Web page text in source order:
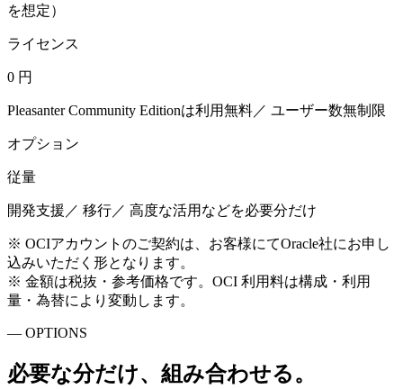
を想定）
ライセンス
0 円
Pleasanter Community Editionは利用無料／ ユーザー数無制限
オプション
従量
開発支援／ 移行／ 高度な活用などを必要分だけ
※ OCIアカウントのご契約は、お客様にてOracle社にお申し
込みいただく形となります。
※ 金額は税抜・参考価格です。OCI 利用料は構成・利用
量・為替により変動します。
— OPTIONS
必要な分だけ、組み合わせる。